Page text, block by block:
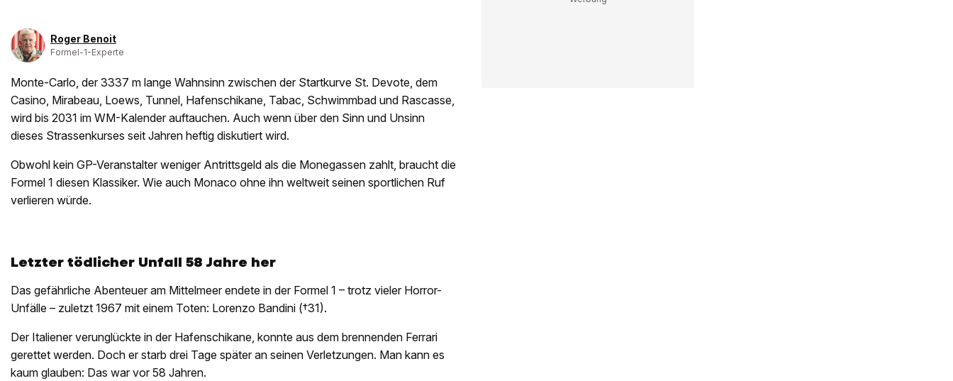
Roger Benoit
Formel-1-Experte
Monte-Carlo, der 3337 m lange Wahnsinn zwischen der Startkurve St. Devote, dem
Casino, Mirabeau, Loews, Tunnel, Hafenschikane, Tabac, Schwimmbad und Rascasse,
wird bis 2031 im WM-Kalender auftauchen. Auch wenn über den Sinn und Unsinn
dieses Strassenkurses seit Jahren heftig diskutiert wird.
Obwohl kein GP-Veranstalter weniger Antrittsgeld als die Monegassen zahlt, braucht die
Formel 1 diesen Klassiker. Wie auch Monaco ohne ihn weltweit seinen sportlichen Ruf
verlieren würde.
Letzter tödlicher Unfall 58 Jahre her
Das gefährliche Abenteuer am Mittelmeer endete in der Formel 1 – trotz vieler Horror-
Unfälle – zuletzt 1967 mit einem Toten: Lorenzo Bandini (†31).
Der Italiener verunglückte in der Hafenschikane, konnte aus dem brennenden Ferrari
gerettet werden. Doch er starb drei Tage später an seinen Verletzungen. Man kann es
kaum glauben: Das war vor 58 Jahren.